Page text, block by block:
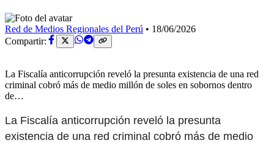
Red de Medios Regionales del Perú • 18/06/2026
Compartir:
La Fiscalía anticorrupción reveló la presunta existencia de una red
criminal cobró más de medio millón de soles en sobornos dentro
de…
La Fiscalía anticorrupción reveló la presunta
existencia de una red criminal cobró más de medio